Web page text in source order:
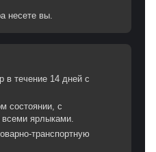
несете вы.
в течение 14 дней с
состоянии, с
всеми ярлыками.
транспортную